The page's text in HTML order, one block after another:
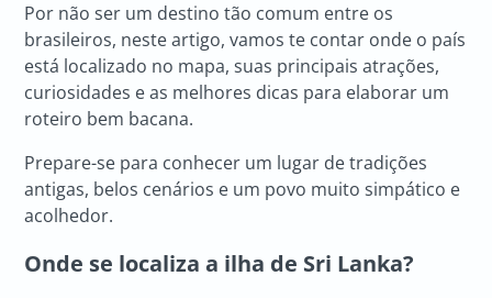
Por não ser um destino tão comum entre os
brasileiros, neste artigo, vamos te contar onde o país
está localizado no mapa, suas principais atrações,
curiosidades e as melhores dicas para elaborar um
roteiro bem bacana.
Prepare-se para conhecer um lugar de tradições
antigas, belos cenários e um povo muito simpático e
acolhedor.
Onde se localiza a ilha de Sri Lanka?